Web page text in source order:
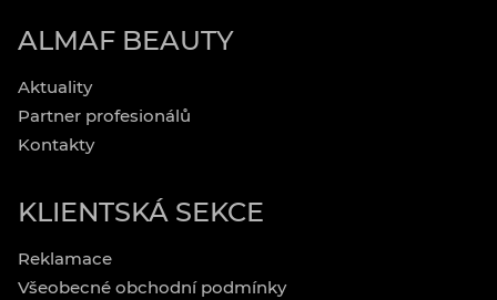
ALMAF BEAUTY
Aktuality
Partner profesionálů
Kontakty
KLIENTSKÁ SEKCE
Reklamace
Všeobecné obchodní podmínky